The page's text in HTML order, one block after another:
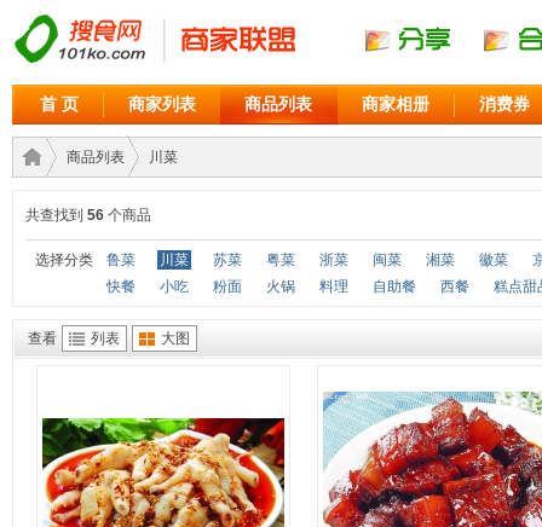
首 页 商家列表 商品列表 商家相册 消费券
商家›
商品列表
›
川菜
共查找到 56 个商品
选择分类 鲁菜 川菜 苏菜 粤菜 浙菜 闽菜 湘菜 徽菜
快餐
小吃 粉面 火锅 料理 自助餐 西餐 糕点甜
查看 列表 大图